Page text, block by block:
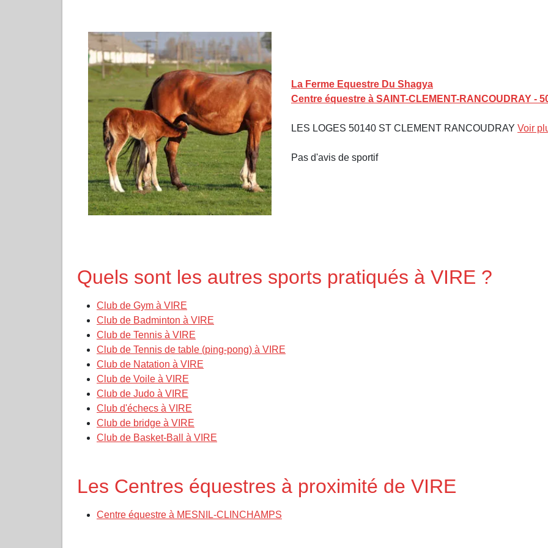
La Ferme Equestre Du Shagya
Centre équestre à SAINT-CLEMENT-RANCOUDRAY -
LES LOGES 50140 ST CLEMENT RANCOUDRAY Voir
Pas d'avis de sportif
Quels sont les autres sports pratiqués à VIRE ?
Club de Gym à VIRE
Club de Badminton à VIRE
Club de Tennis à VIRE
Club de Tennis de table (ping-pong) à VIRE
Club de Natation à VIRE
Club de Voile à VIRE
Club de Judo à VIRE
Club d'échecs à VIRE
Club de bridge à VIRE
Club de Basket-Ball à VIRE
Les Centres équestres à proximité de VIRE
Centre équestre à MESNIL-CLINCHAMPS